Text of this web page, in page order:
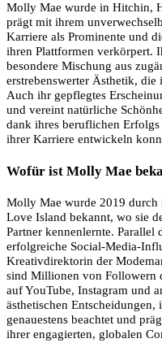
Molly Mae wurde in Hitchin,
prägt mit ihrem
Karriere als Prominente und
ihren Plattformen verkörpert.
besondere Mischung aus
erstrebenswerter Ästhetik, die
Auch ihr gepflegtes
und vereint natürliche
dank ihres beruflichen
ihrer Karriere entwickeln
Wofür ist Molly Mae
Molly Mae wurde 2019 durch
Love Island bekannt, wo sie
Partner kennenlernte. Parallel
erfolgreiche Social-Media-
Kreativdirektorin der
sind Millionen von Followern
auf YouTube, Instagram und
ästhetischen
genauestens beachtet und
ihrer engagierten, globalen